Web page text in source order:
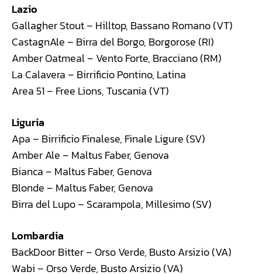
Lazio
Gallagher Stout – Hilltop, Bassano Romano (VT)
CastagnAle – Birra del Borgo, Borgorose (RI)
Amber Oatmeal – Vento Forte, Bracciano (RM)
La Calavera – Birrificio Pontino, Latina
Area 51 – Free Lions, Tuscania (VT)
Liguria
Apa – Birrificio Finalese, Finale Ligure (SV)
Amber Ale – Maltus Faber, Genova
Bianca – Maltus Faber, Genova
Blonde – Maltus Faber, Genova
Birra del Lupo – Scarampola, Millesimo (SV)
Lombardia
BackDoor Bitter – Orso Verde, Busto Arsizio (VA)
Wabi – Orso Verde, Busto Arsizio (VA)